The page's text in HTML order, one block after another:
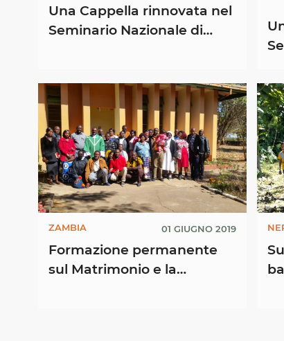
Una Cappella rinnovata nel
Seminario Nazionale di
ZAMBIA 01 GIUGNO 2019
Formazione permanente
sul Matrimonio e la